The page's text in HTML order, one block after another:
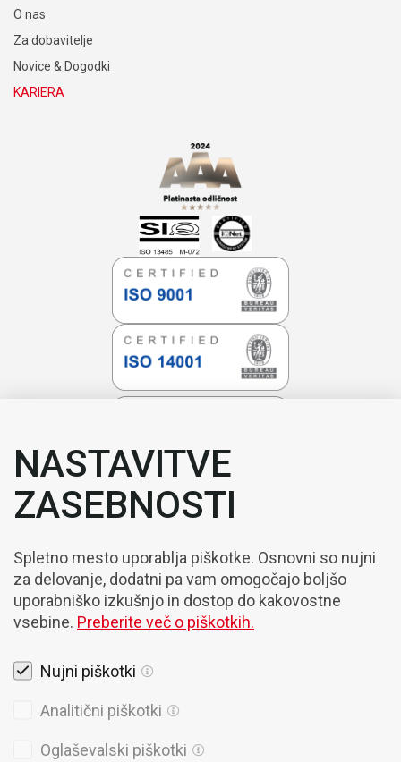
O nas
Za dobavitelje
Novice & Dogodki
KARIERA
NASTAVITVE
ZASEBNOSTI
Spletno mesto uporablja piškotke. Osnovni so nujni
za delovanje, dodatni pa vam omogočajo boljšo
uporabniško izkušnjo in dostop do kakovostne
vsebine. Preberite več o piškotkih.
Nujni piškotki
Analitični piškotki
Oglaševalski piškotki